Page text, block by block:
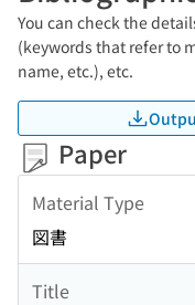
You can check the
(keywords that refer to
name, etc.), etc.
Paper
Material Type
図書
Title